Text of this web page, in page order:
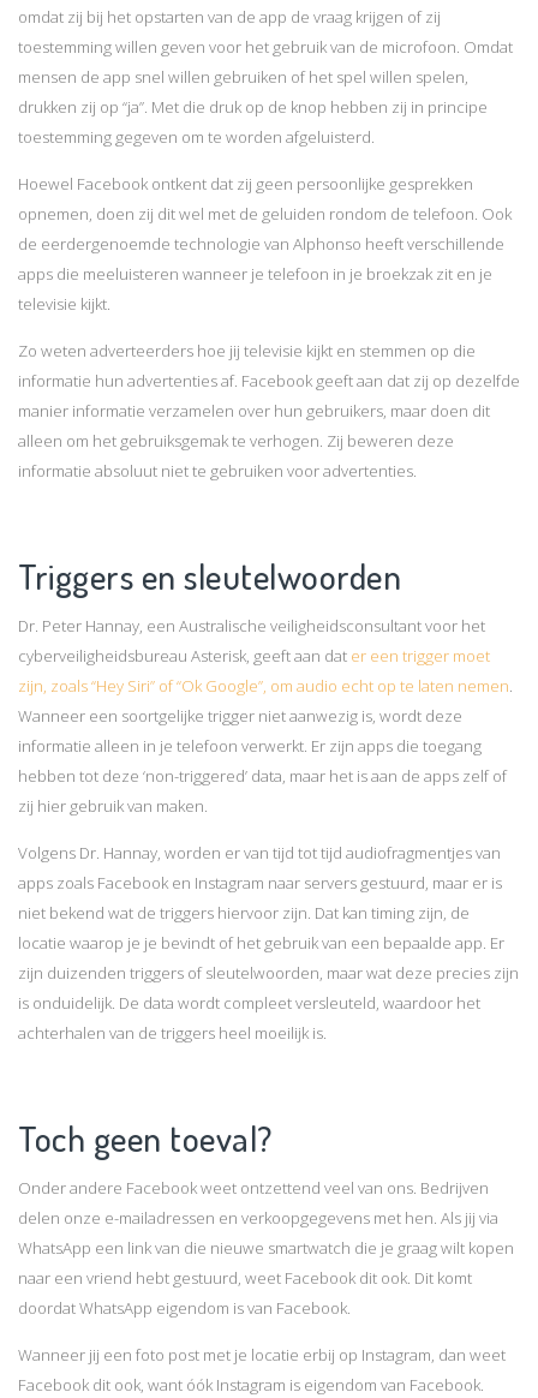
omdat zij bij het opstarten van de app de vraag krijgen of zij
toestemming willen geven voor het gebruik van de microfoon. Omdat
mensen de app snel willen gebruiken of het spel willen spelen,
drukken zij op “ja”. Met die druk op de knop hebben zij in principe
toestemming gegeven om te worden afgeluisterd.
Hoewel Facebook ontkent dat zij geen persoonlijke gesprekken
opnemen, doen zij dit wel met de geluiden rondom de telefoon. Ook
de eerdergenoemde technologie van Alphonso heeft verschillende
apps die meeluisteren wanneer je telefoon in je broekzak zit en je
televisie kijkt.
Zo weten adverteerders hoe jij televisie kijkt en stemmen op die
informatie hun advertenties af. Facebook geeft aan dat zij op dezelfde
manier informatie verzamelen over hun gebruikers, maar doen dit
alleen om het gebruiksgemak te verhogen. Zij beweren deze
informatie absoluut niet te gebruiken voor advertenties.
Triggers en sleutelwoorden
Dr. Peter Hannay, een Australische veiligheidsconsultant voor het
cyberveiligheidsbureau Asterisk, geeft aan dat er een trigger moet
zijn, zoals “Hey Siri” of “Ok Google”, om audio echt op te laten nemen.
Wanneer een soortgelijke trigger niet aanwezig is, wordt deze
informatie alleen in je telefoon verwerkt. Er zijn apps die toegang
hebben tot deze ‘non-triggered’ data, maar het is aan de apps zelf of
zij hier gebruik van maken.
Volgens Dr. Hannay, worden er van tijd tot tijd audiofragmentjes van
apps zoals Facebook en Instagram naar servers gestuurd, maar er is
niet bekend wat de triggers hiervoor zijn. Dat kan timing zijn, de
locatie waarop je je bevindt of het gebruik van een bepaalde app. Er
zijn duizenden triggers of sleutelwoorden, maar wat deze precies zijn
is onduidelijk. De data wordt compleet versleuteld, waardoor het
achterhalen van de triggers heel moeilijk is.
Toch geen toeval?
Onder andere Facebook weet ontzettend veel van ons. Bedrijven
delen onze e-mailadressen en verkoopgegevens met hen. Als jij via
WhatsApp een link van die nieuwe smartwatch die je graag wilt kopen
naar een vriend hebt gestuurd, weet Facebook dit ook. Dit komt
doordat WhatsApp eigendom is van Facebook.
Wanneer jij een foto post met je locatie erbij op Instagram, dan weet
Facebook dit ook, want óók Instagram is eigendom van Facebook.